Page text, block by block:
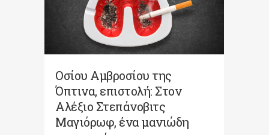
Οσίου Αμβροσίου της
Όπτινα, επιστολή: Στον
Αλέξιο Στεπάνοβιτς
Μαγιόρωφ, ένα μανιώδη